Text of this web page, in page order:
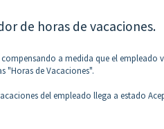
de horas de vacaciones.
a medida que el
"Horas de Vacaciones".
del empleado llega a estado